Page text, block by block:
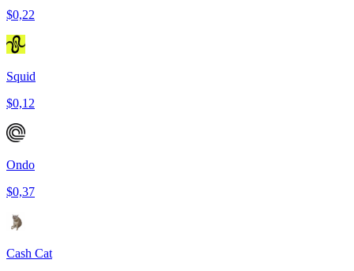
$0,22
Squid
$0,12
Ondo
$0,37
Cash Cat